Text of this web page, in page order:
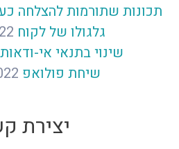
תכונות שתורמות להצלחה
גלגולו של לקוח
שינוי בתנאי אי-ודאות
שיחת פולואפ
יצירת